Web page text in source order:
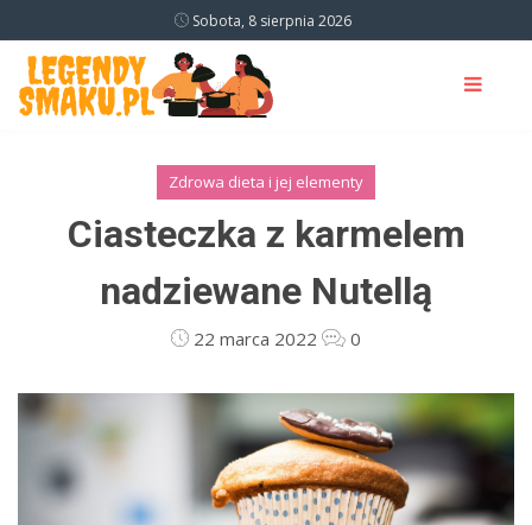
Sobota, 8 sierpnia 2026
Zdrowa dieta i jej elementy
Ciasteczka z karmelem
nadziewane Nutellą
22 marca 2022 0